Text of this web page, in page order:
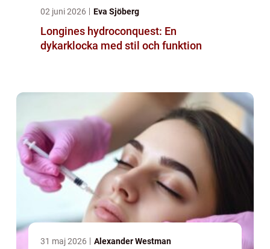
02 juni 2026 Eva Sjöberg
Longines hydroconquest: En
dykarklocka med stil och funktion
31 maj 2026 Alexander Westman